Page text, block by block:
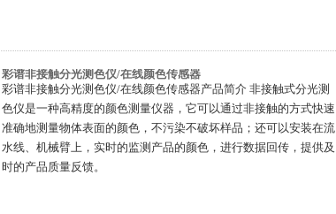
彩谱非接触分光测色仪/在线颜色传感器
彩谱非接触分光测色仪/在线颜色传感器产品简介 非接触式分光测
色仪是一种高精度的颜色测量仪器，它可以通过非接触的方式快速
准确地测量物体表面的颜色，不污染不破坏样品；还可以安装在流
水线、机械臂上，实时的监测产品的颜色，进行数据回传，提供及
时的产品质量反馈。